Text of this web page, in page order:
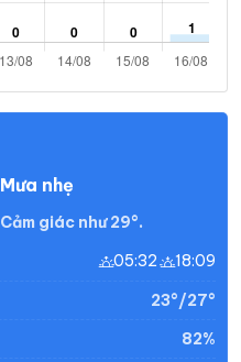
Mưa nhẹ
Cảm giác như 29°.
05:32 18:09
23°/27°
82%